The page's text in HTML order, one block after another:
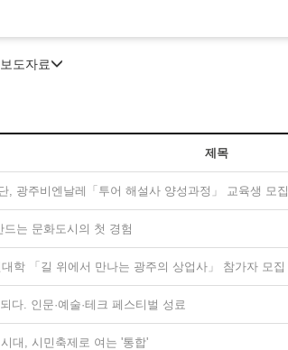
보도자료
제목
, 광주비엔날레「투어 해설사 양성과정」 교육생 모집
는 문화도시의 첫 경험
학 「길 위에서 만나는 광주의 상업사」 참가자 모집
다. 인문·예술·테크 페스티벌 성료
대, 시민축제로 여는 '통합'